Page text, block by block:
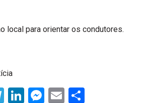
local para orientar os condutores.
Telegram
LinkedIn
Messenger
Email